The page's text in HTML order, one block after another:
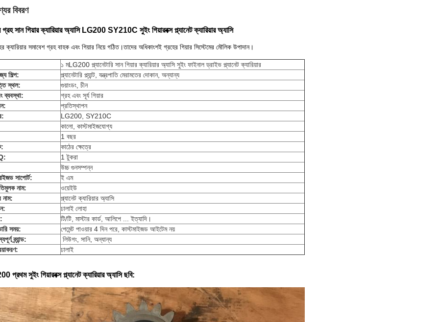
বিবরণ
সান গিয়ার ক্যারিয়ার অ্যাসি LG200 SY210C সুইং গিয়ারবক্স প্ল্যানেট ক্যারিয়ার অ্যাসি
ক্যারিয়ার সমাবেশ গ্রহ বাহক এবং গিয়ার নিয়ে গঠিত।তাদের অধিকাংশই গ্রহের গিয়ার সিস্টেমের মৌলিক উপাদান।
১ মLG200 প্ল্যানেটারি সান গিয়ার ক্যারিয়ার অ্যাসি সুইং ফাইনাল ড্রাইভ প্ল্যানেট ক্যারিয়ার
শিল্প:
প্ল্যানেটারি প্ল্যান্ট, যন্ত্রপাতি মেরামতের দোকান, অন্যান্য
স্থল:
গুয়াংডং, চীন
ব্যবস্থা:
গ্রহ এবং সূর্য গিয়ার
প্রতিস্থাপন
LG200, SY210C
কালো, কাস্টমাইজযোগ্য
1 বছর
কাঠের ক্ষেত্রে
1 টুকরা
উচ্চ গুনসম্পন্ন
সাপোর্ট:
ই এম
নাম:
ওয়েইউ
নাম:
প্ল্যানেট ক্যারিয়ার অ্যাসি
ঢালাই লোহা
টি/টি, মাস্টার কার্ড, আলিপে ... ইত্যাদি।
সময়:
পেমেন্ট পাওয়ার 4 দিন পরে, কাস্টমাইজড আইটেম নয়
ব্র্যান্ড:
লিউগং, সানি, অন্যান্য
ঢালাই
প্রথম সুইং গিয়ারবক্স প্ল্যানেট ক্যারিয়ার অ্যাসি ছবি: